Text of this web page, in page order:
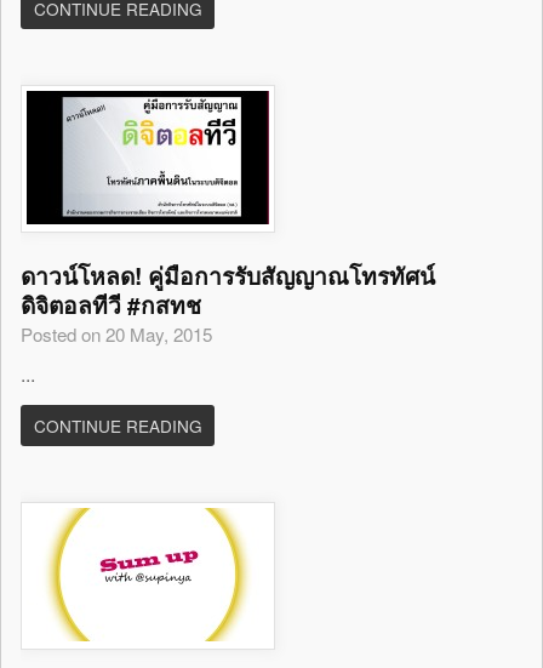
CONTINUE READING
ดาวน์โหลด! คู่มือการรับสัญญาณโทรทัศน์
ดิจิตอลทีวี #กสทช
Posted on 20 May, 2015
...
CONTINUE READING